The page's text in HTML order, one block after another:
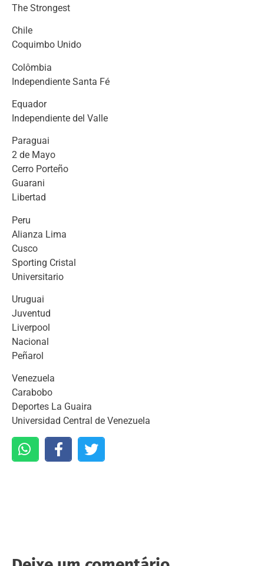
The Strongest
Chile
Coquimbo Unido
Colômbia
Independiente Santa Fé
Equador
Independiente del Valle
Paraguai
2 de Mayo
Cerro Porteño
Guarani
Libertad
Peru
Alianza Lima
Cusco
Sporting Cristal
Universitario
Uruguai
Juventud
Liverpool
Nacional
Peñarol
Venezuela
Carabobo
Deportes La Guaira
Universidad Central de Venezuela